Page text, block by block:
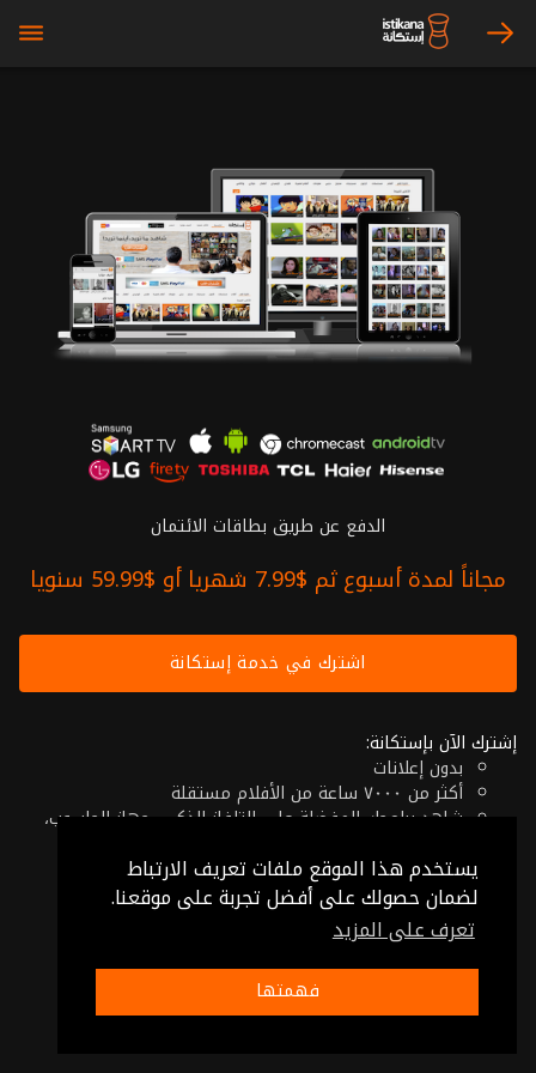
يستخدم هذا الموقع ملفات تعريف الارتباط
لضمان حصولك على أفضل تجربة على موقعنا.
تعرف على المزيد
فهمتها
arrow_right
bars
الدفع عن طريق بطاقات الائتمان
مجاناً لمدة أسبوع ثم $7.99 شهريا أو $59.99 سنويا
اشترك في خدمة إستكانة
إشترك الآن بإستكانة:
بدون إعلانات
أكثر من ٧٠٠٠ ساعة من الأفلام مستقلة
شاهد برامجك المفضلة على التلفاز الذكي، جهاز الحاسوب،
إلغاء في أي وقت
فقط $7.99 شهريا أو $59.99 سنويا
شروط الإستخدام-